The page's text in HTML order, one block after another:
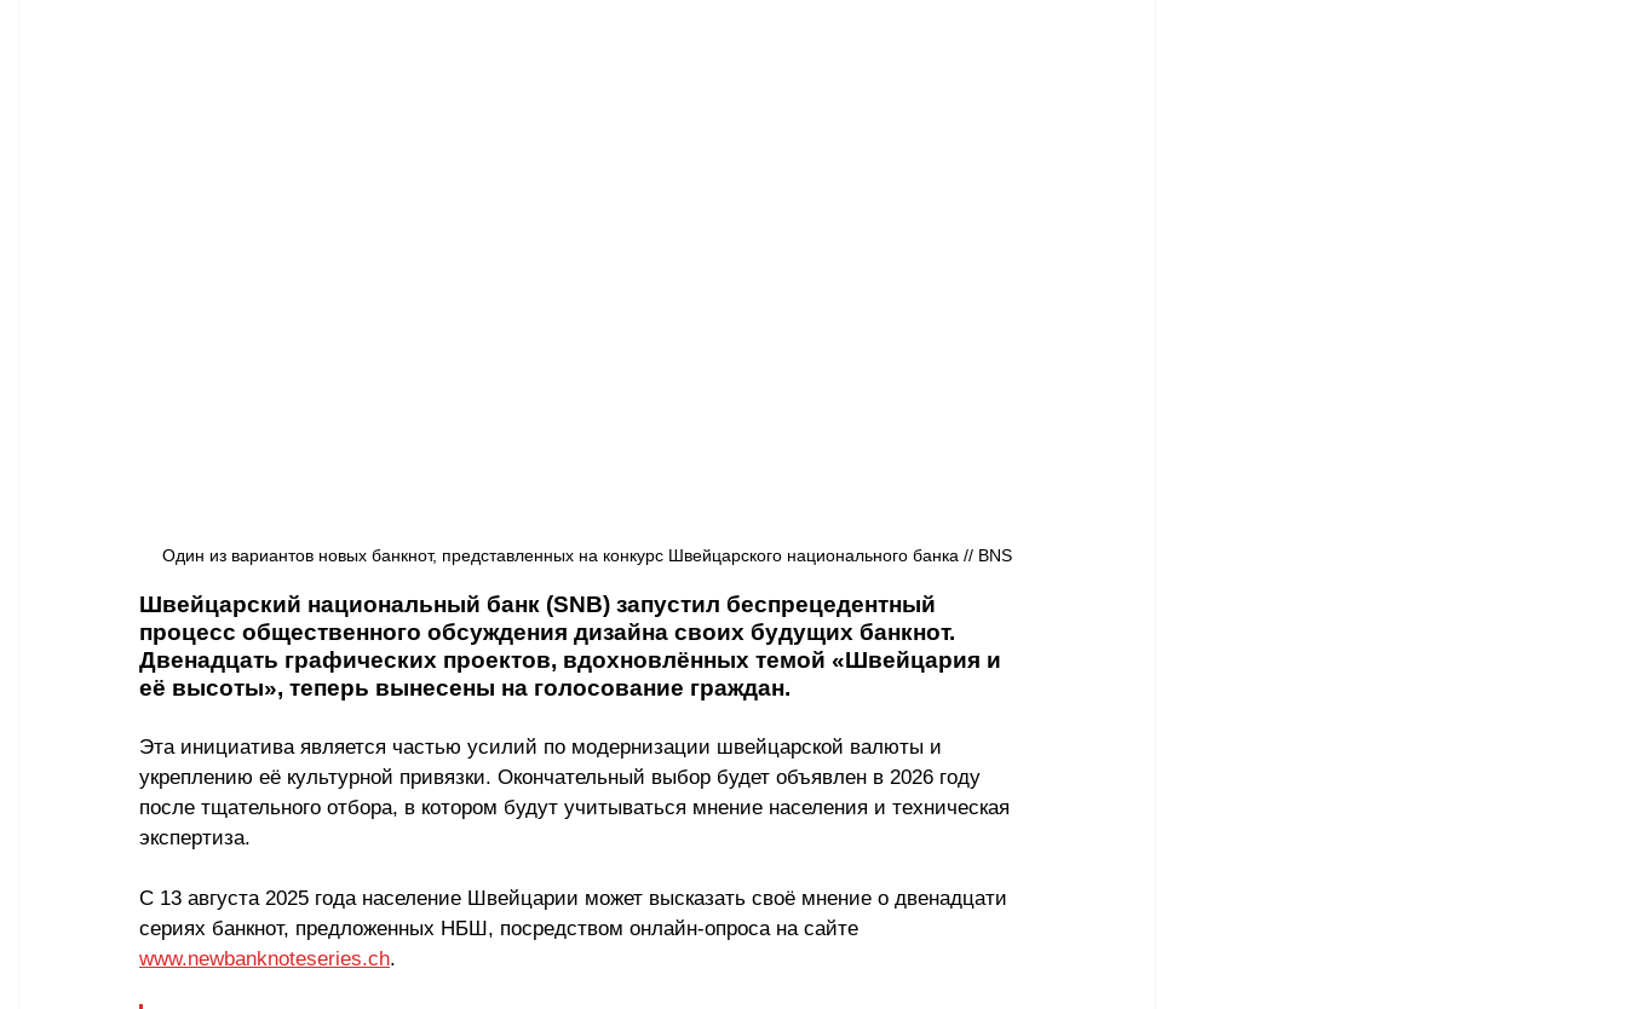
Один из вариантов новых банкнот, представленных на конкурс Швейцарского национального банка // BNS
Швейцарский национальный банк (SNB) запустил беспрецедентный
процесс общественного обсуждения дизайна своих будущих банкнот.
Двенадцать графических проектов, вдохновлённых темой «Швейцария и
её высоты», теперь вынесены на голосование граждан.
Эта инициатива является частью усилий по модернизации швейцарской валюты и
укреплению её культурной привязки. Окончательный выбор будет объявлен в 2026 году
после тщательного отбора, в котором будут учитываться мнение населения и техническая
экспертиза.
С 13 августа 2025 года население Швейцарии может высказать своё мнение о двенадцати
сериях банкнот, предложенных НБШ, посредством онлайн-опроса на сайте
www.newbanknoteseries.ch.